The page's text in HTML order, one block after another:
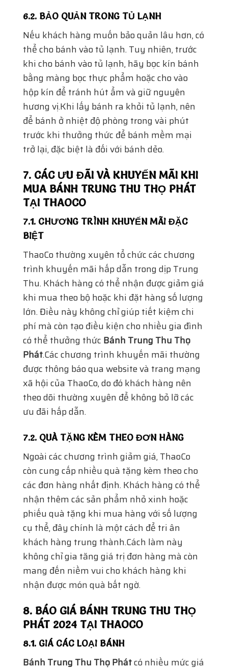
trước khi thưởng thức để bánh mềm mại
trở lại, đặc biệt là đối với bánh dẻo.
7. CÁC ƯU ĐÃI VÀ KHUYẾN MÃI KHI
MUA BÁNH TRUNG THU THỌ PHÁT
TẠI THAOCO
7.1. CHƯƠNG TRÌNH KHUYẾN MÃI ĐẶC
BIỆT
ThaoCo thường xuyên tổ chức các chương
trình khuyến mãi hấp dẫn trong dịp Trung
Thu. Khách hàng có thể nhận được giảm giá
khi mua theo bộ hoặc khi đặt hàng số lượng
lớn. Điều này không chỉ giúp tiết kiệm chi
phí mà còn tạo điều kiện cho nhiều gia đình
có thể thưởng thứcBánh Trung Thu Thọ
Phát
được thông báo qua website và trang mạng
xã hội của ThaoCo, do đó khách hàng nên
theo dõi thường xuyên để không bỏ lỡ các
ưu đãi hấp dẫn.
7.2. QUÀ TẶNG KÈM THEO ĐƠN HÀNG
Ngoài các chương trình giảm giá, ThaoCo
còn cung cấp nhiều quà tặng kèm theo cho
các đơn hàng nhất định. Khách hàng có thể
nhận thêm các sản phẩm nhỏ xinh hoặc
phiếu quà tặng khi mua hàng với số lượng
cụ thể, đây chính là một cách để tri ân
không chỉ gia tăng giá trị đơn hàng mà còn
mang đến niềm vui cho khách hàng khi
nhận được món quà bất ngờ.
8. BÁO GIÁ BÁNH TRUNG THU THỌ
PHÁT 2024 TẠI THAOCO
8.1. GIÁ CÁC LOẠI BÁNH
Bánh Trung Thu Thọ Phátcó nhiều mức giá
khác nhau tùy thuộc vào từng loại bánh và
kích thước hộp. Giá trung bình dao động từ
vài chục nghìn đến vài trăm nghìn đồng cho
một hộp bánh, tùy theo hương vị và thiết kế
bao bì.Khách hàng có thể dễ dàng tham
khảo giá trên website của ThaoCo hoặc hỏi
nhân viên khi đến cửa hàng để nhận tư vấn
chi tiết hơn.